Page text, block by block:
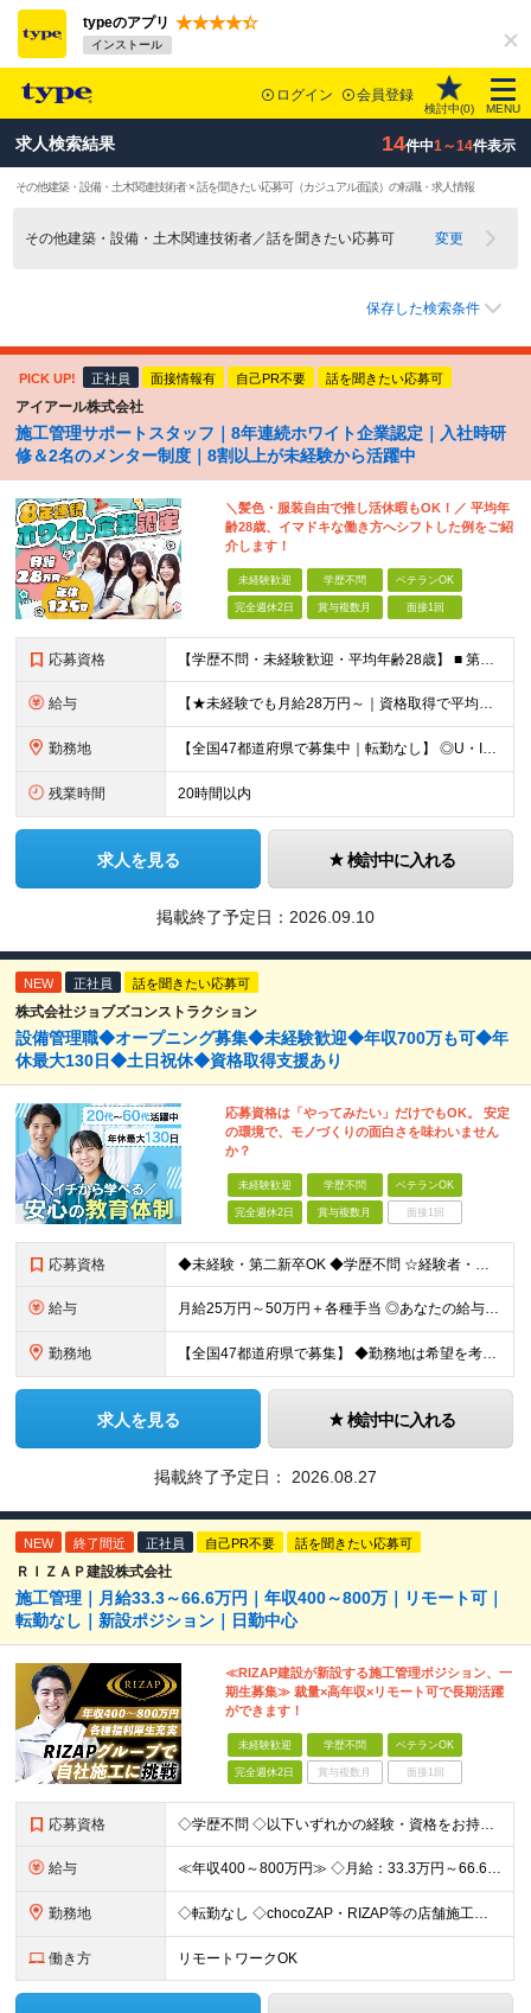
typeのアプリ
インストール
ログイン 会員登録
検討中(0) MENU
求人検索結果 14件中1～14件表示
その他建築・設備・土木関連技術者 × 話を聞きたい応募可（カジュアル面談）の転職・求人情報
その他建築・設備・土木関連技術者／話を聞きたい応募可 変更
保存した検索条件
PICK UP! 正社員 面接情報有 自己PR不要 話を聞きたい応募可
アイアール株式会社
施工管理サポートスタッフ｜8年連続ホワイト企業認定｜入社時研
修＆2名のメンター制度｜8割以上が未経験から活躍中
＼髪色・服装自由で推し活休暇もOK！／ 平均年
齢28歳、イマドキな働き方へシフトした例をご紹
介します！
未経験歓迎 学歴不問 ベテランOK
完全週休2日 賞与複数月 面接1回
応募資格 【学歴不問・未経験歓迎・平均年齢28歳】 ■ 第二新卒歓迎 ■ フリーター・社会人未経験OK ＼「アイアールで人生ワンチャンつかんでほしい！」／ …こんな社長の想いから 経験よりも人柄を重視した採用
給与 【★未経験でも月給28万円～｜資格取得で平均年収636万円★】 ■ 月給28万円～80万円+賞与年2回＋各種手当 ※月給には、固定残業代（20時間分：3万8000円～／月）を含む ※20時間を超過
勤務地 【全国47都道府県で募集中｜転勤なし】 ◎U・Iターン歓迎！家具家電付き＆家賃ナシの社員寮を完備 ◎東京支店は2025年7月に移転したばかりの綺麗なオフィス 東京・横浜・大阪・名古屋・福岡など 全国
残業時間 20時間以内
求人を見る 検討中に入れる
掲載終了予定日： 2026.09.10
NEW 正社員 話を聞きたい応募可
株式会社ジョブズコンストラクション
設備管理職◆オープニング募集◆未経験歓迎◆年収700万も可◆年
休最大130日◆土日祝休◆資格取得支援あり
応募資格は「やってみたい」だけでもOK。 安定
の環境で、モノづくりの面白さを味わいません
か？
未経験歓迎 学歴不問 ベテランOK
完全週休2日 賞与複数月 面接1回
応募資格 ◆未経験・第二新卒OK ◆学歴不問 ☆経験者・下記、資格保有者歓迎します。
給与 月給25万円～50万円＋各種手当 ◎あなたの給与は、これまでの経験や能力を考慮の上、決定します！ ◎待遇条件の詳細は面接でご相談ください。 ◎残業代は全額別途支給します ★前職給与を考慮します！
勤務地 【全国47都道府県で募集】 ◆勤務地は希望を考慮 ◆転勤なし ◆U・I・Jターン歓迎！ ◆基本直行直帰 ＼積極採用中／ 関東：東京都、神奈川県、埼玉県、千葉県 北陸：富山県、石川県、福井県 東海：愛
求人を見る 検討中に入れる
掲載終了予定日： 2026.08.27
NEW 終了間近 正社員 自己PR不要 話を聞きたい応募可
ＲＩＺＡＰ建設株式会社
施工管理｜月給33.3～66.6万円｜年収400～800万｜リモート可｜
転勤なし｜新設ポジション｜日勤中心
≪RIZAP建設が新設する施工管理ポジション、一
期生募集≫ 裁量×高年収×リモート可で長期活躍
ができます！
未経験歓迎 学歴不問 ベテランOK
完全週休2日 賞与複数月 面接1回
応募資格 ◇学歴不問 ◇以下いずれかの経験・資格をお持ちの方 ≪対象経験≫ ・店舗内装工事（フィットネス・飲食・物販など）の施工管理経験 ・電気/空調/給排水工事いずれかの施工管理経験（1年以上目安） ・職長
給与 ≪年収400～800万円≫ ◇月給：33.3万円～66.6万円 ◇残業代別途支給 ◇昇給年2回（実力次第でスピード昇給可能） スキル・経験に応じた評価制度 ￣￣￣￣￣￣￣￣￣￣￣￣￣ 新設チームのた
勤務地 ◇転勤なし ◇chocoZAP・RIZAP等の店舗施工を担当 ◇本社もしくは在宅での勤務になります 【本社所在地】 東京都新宿区西新宿8-17-1 住友不動産新宿グランドタワー36F 【転勤につい
働き方 リモートワークOK